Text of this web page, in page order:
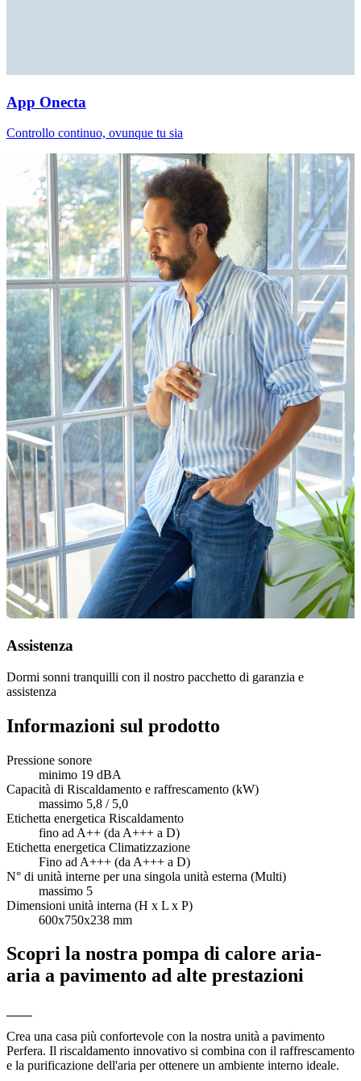
App Onecta
Controllo continuo, ovunque tu sia
Assistenza
Dormi sonni tranquilli con il nostro pacchetto di garanzia e
assistenza
Informazioni sul prodotto
Pressione sonore
minimo 19 dBA
Capacità di Riscaldamento e raffrescamento (kW)
massimo 5,8 / 5,0
Etichetta energetica Riscaldamento
fino ad A++ (da A+++ a D)
Etichetta energetica Climatizzazione
Fino ad A+++ (da A+++ a D)
N° di unità interne per una singola unità esterna (Multi)
massimo 5
Dimensioni unità interna (H x L x P)
600x750x238 mm
Scopri la nostra pompa di calore aria-
aria a pavimento ad alte prestazioni
Crea una casa più confortevole con la nostra unità a pavimento
Perfera. Il riscaldamento innovativo si combina con il raffrescamento
e la purificazione dell'aria per ottenere un ambiente interno ideale.